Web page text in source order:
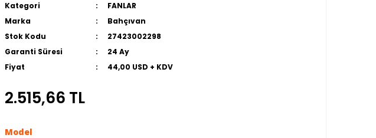
Kategori
FANLAR
Marka
Bahçıvan
Stok Kodu
27423002298
Garanti Süresi
24 Ay
Fiyat
44,00 USD + KDV
2.515,66 TL
Model